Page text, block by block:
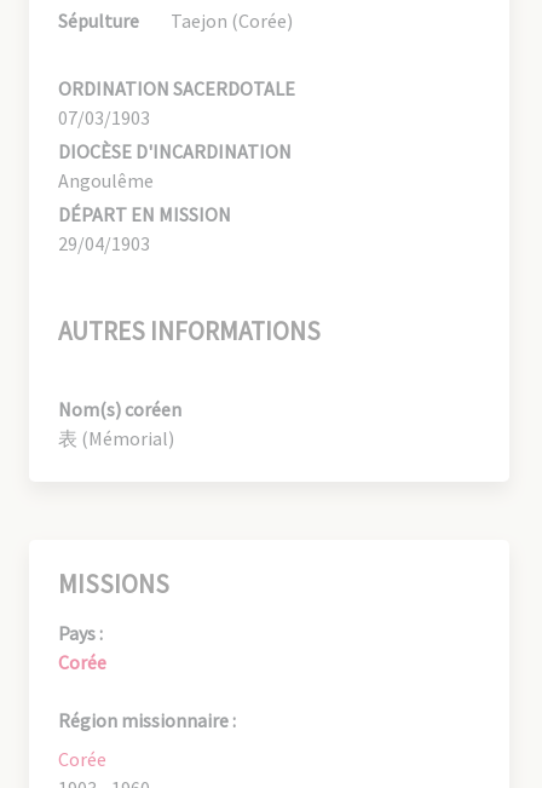
Sépulture
Taejon (Corée)
ORDINATION SACERDOTALE
07/03/1903
DIOCÈSE D'INCARDINATION
Angoulême
DÉPART EN MISSION
29/04/1903
AUTRES INFORMATIONS
Nom(s) coréen
表 (Mémorial)
MISSIONS
Pays :
Corée
Région missionnaire :
Corée